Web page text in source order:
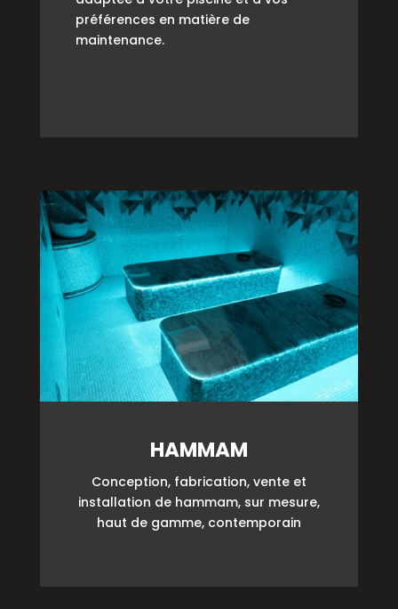
préférences en matière de
maintenance.
HAMMAM
Conception, fabrication, vente et
installation de hammam, sur mesure,
haut de gamme, contemporain